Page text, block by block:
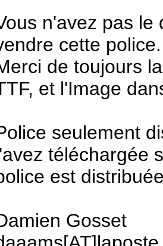
n'avez pas le
cette police.
de toujours
et l'Image
seulement
téléchargée
est
Gosset